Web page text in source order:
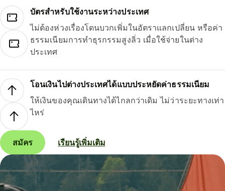
บัตรสำหรับใช้งานระหว่างประเทศ
ไม่ต้องห่วงเรื่องโดนบวกเพิ่มในอัตราแลกเปลี่ยน หรือค่า
ธรรมเนียมการทำธุรกรรมสูงลิ่ว เมื่อใช้จ่ายในต่าง
ประเทศ
โอนเงินไปต่างประเทศได้แบบประหยัดค่าธรรมเนียม
ให้เงินของคุณเดินทางได้ไกลกว่าเดิม ไม่ว่าระยะทางเท่า
ไหร่
สมัคร เรียนรู้เพิ่มเติม